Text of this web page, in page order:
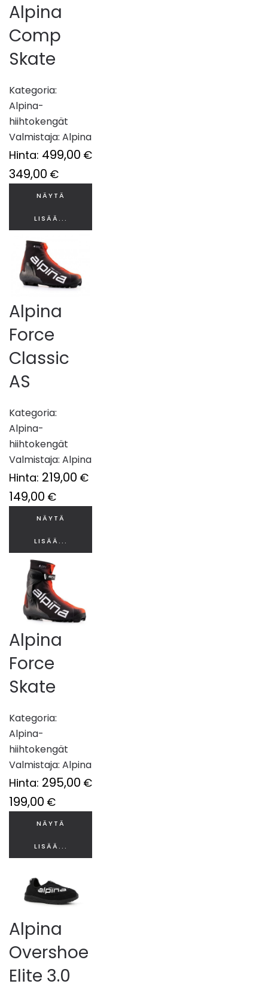
Alpina
Comp
Skate
Kategoria:
Alpina-
hiihtokengät
Valmistaja: Alpina
Hinta: 499,00 €
349,00 €
NÄYTÄ
LISÄÄ...
Alpina
Force
Classic
AS
Kategoria:
Alpina-
hiihtokengät
Valmistaja: Alpina
Hinta: 219,00 €
149,00 €
NÄYTÄ
LISÄÄ...
Alpina
Force
Skate
Kategoria:
Alpina-
hiihtokengät
Valmistaja: Alpina
Hinta: 295,00 €
199,00 €
NÄYTÄ
LISÄÄ...
Alpina
Overshoe
Elite 3.0